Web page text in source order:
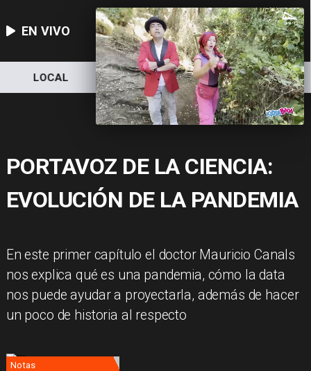
EN VIVO
LOCAL NACIONAL DEPORTES
PORTAVOZ DE LA CIENCIA:
EVOLUCIÓN DE LA PANDEMIA
En este primer capítulo el doctor Mauricio Canals
nos explica qué es una pandemia, cómo la data
nos puede ayudar a proyectarla, además de hacer
un poco de historia al respecto
Notas